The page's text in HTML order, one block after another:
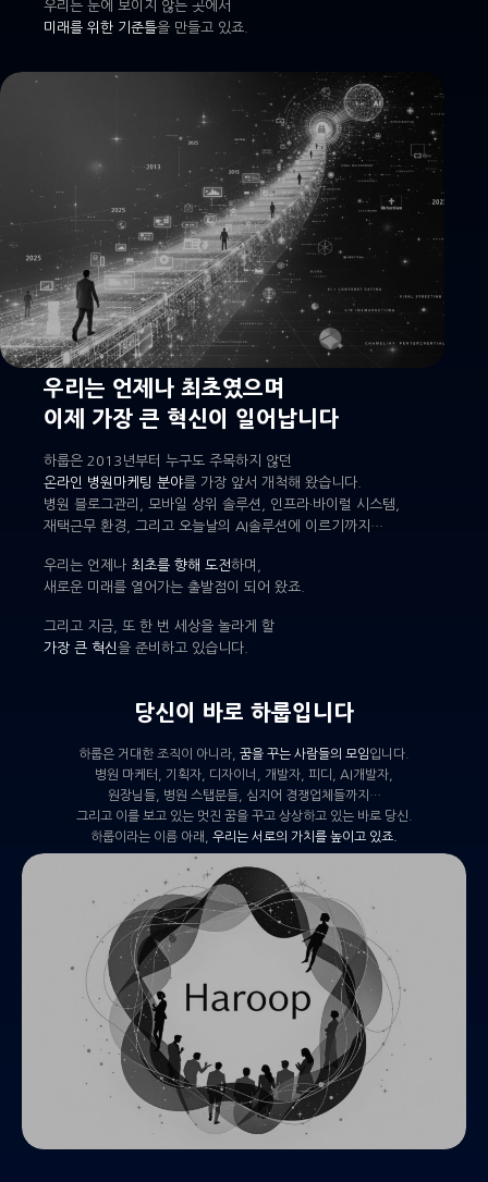
우리는 눈에 보이지 않는 곳에서
미래를 위한 기준틀을 만들고 있죠.
우리는 언제나 최초였으며
이제 가장 큰 혁신이 일어납니다
하룹은 2013년부터 누구도 주목하지 않던
온라인 병원마케팅 분야를 가장 앞서 개척해 왔습니다.
병원 블로그관리, 모바일 상위 솔루션, 인프라·바이럴 시스템,
재택근무 환경, 그리고 오늘날의 AI솔루션에 이르기까지…
우리는 언제나 최초를 향해 도전하며,
새로운 미래를 열어가는 출발점이 되어 왔죠.
그리고 지금, 또 한 번 세상을 놀라게 할
가장 큰 혁신을 준비하고 있습니다.
당신이 바로 하룹입니다
하룹은 거대한 조직이 아니라, 꿈을 꾸는 사람들의 모임입니다.
병원 마케터, 기획자, 디자이너, 개발자, 피디, AI개발자,
원장님들, 병원 스탭분들, 심지어 경쟁업체들까지…
그리고 이를 보고 있는 멋진 꿈을 꾸고 상상하고 있는 바로 당신.
하룹이라는 이름 아래, 우리는 서로의 가치를 높이고 있죠.